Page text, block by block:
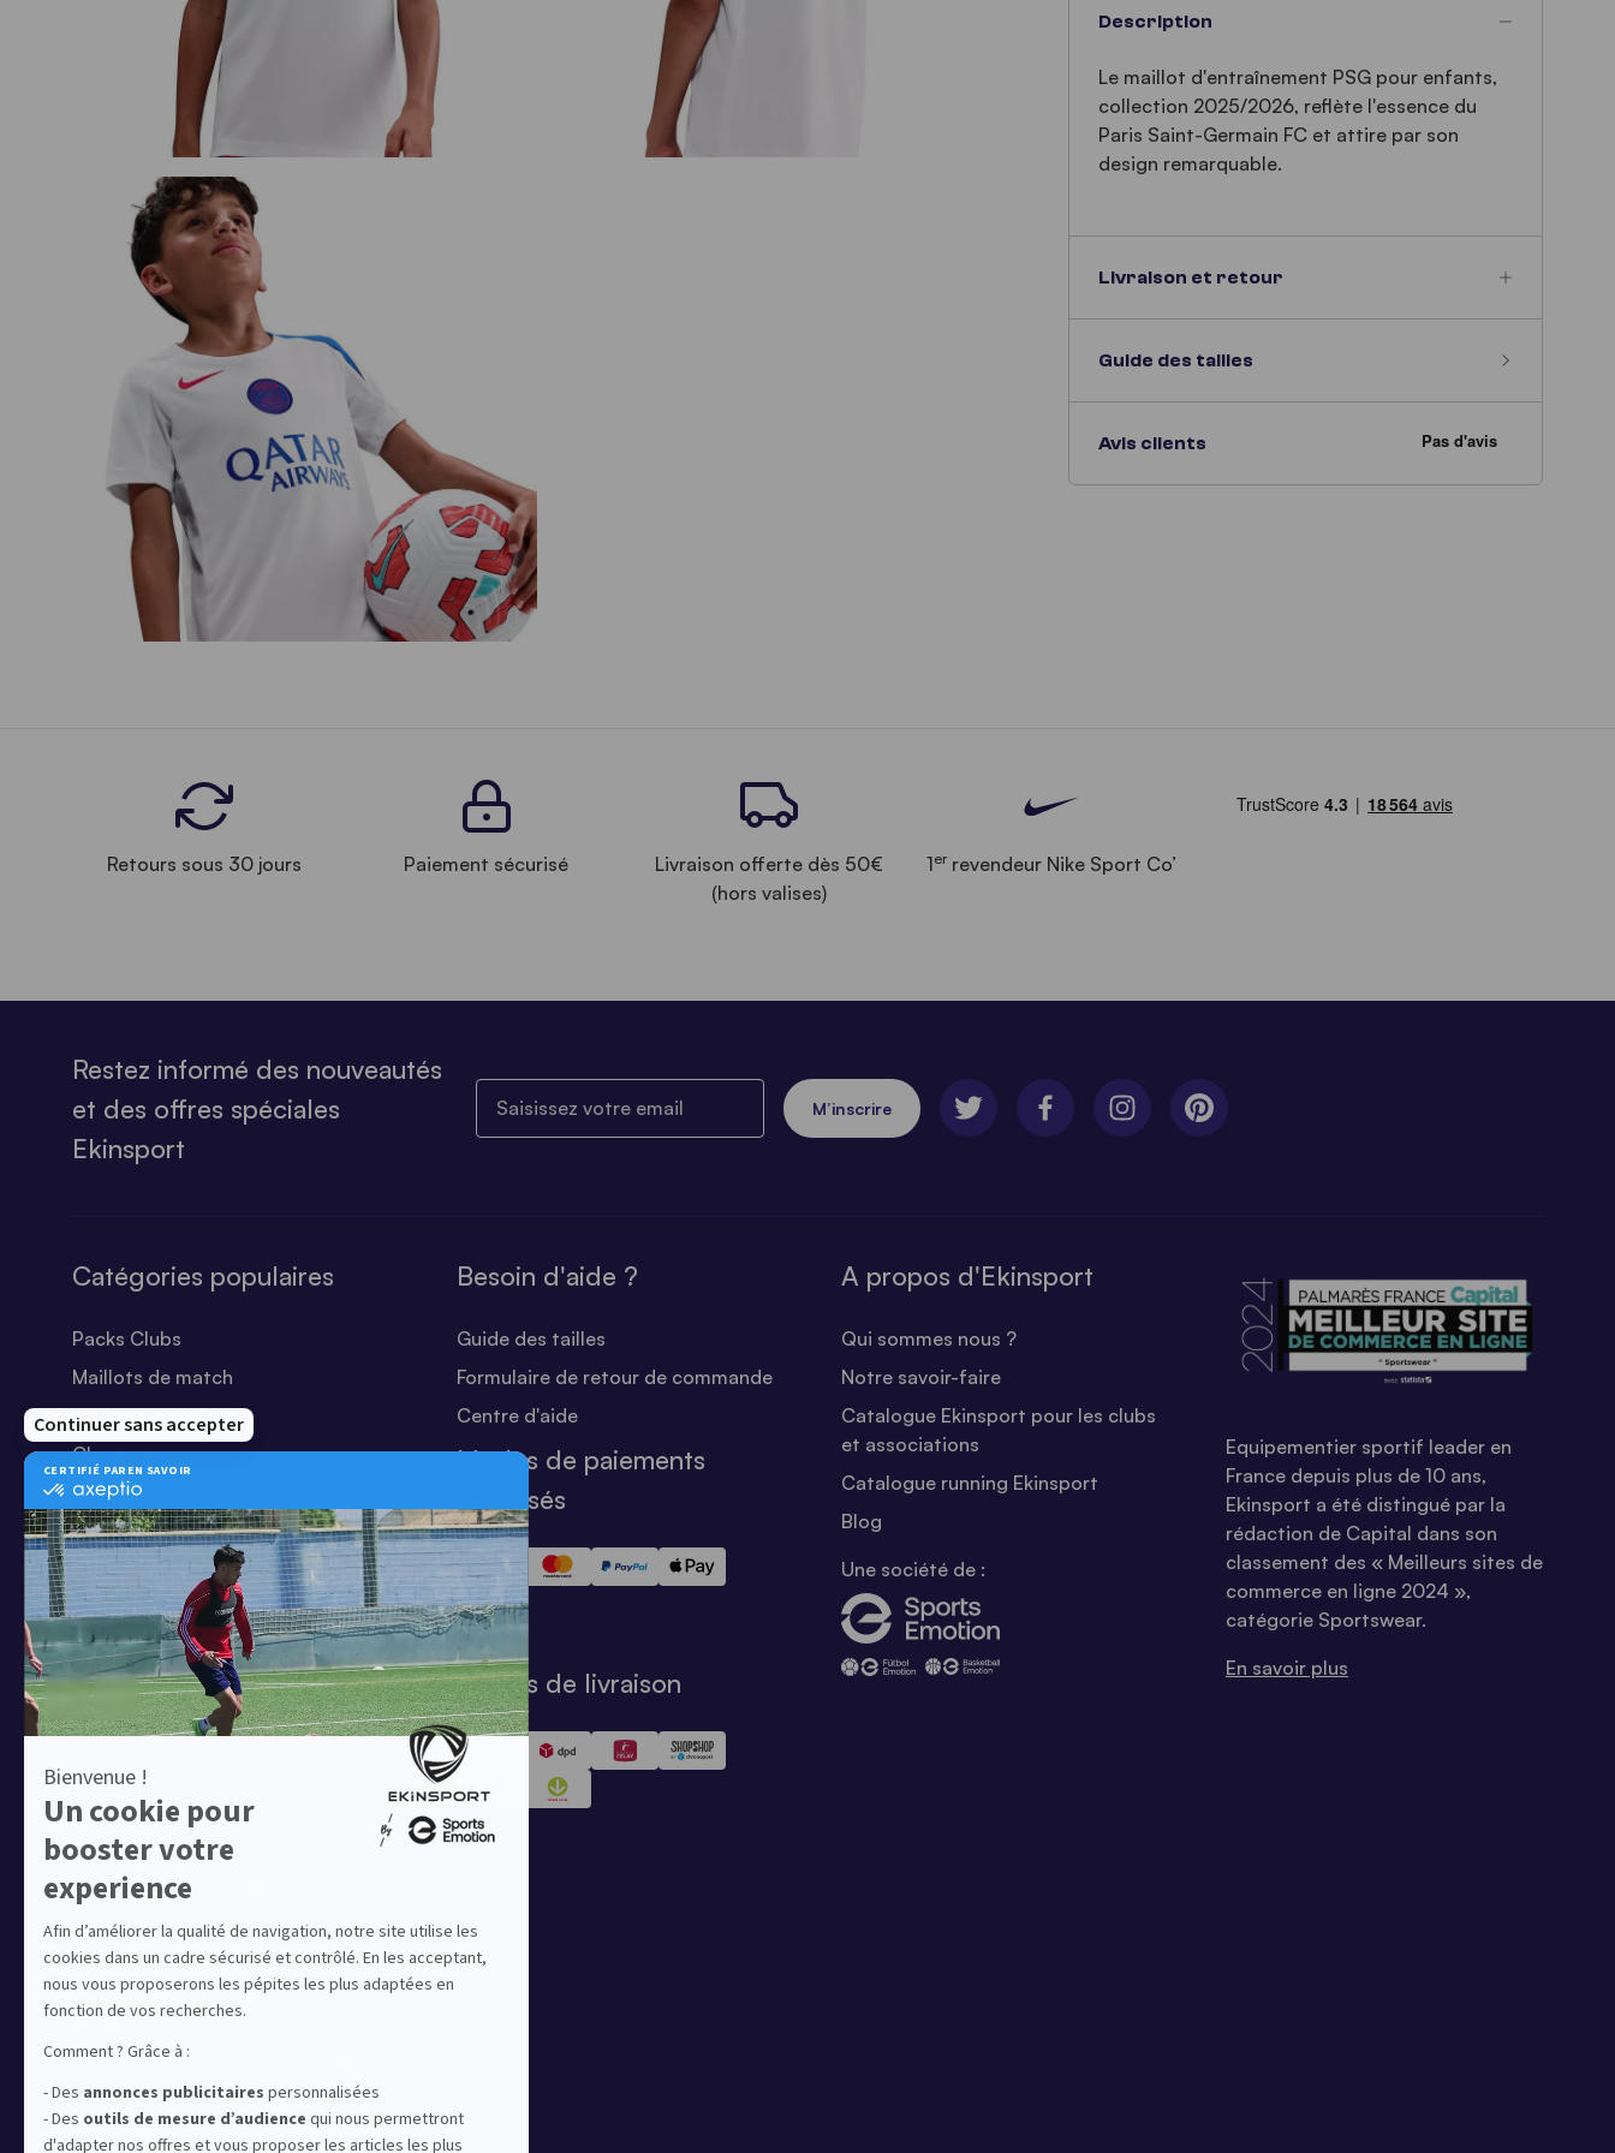
Description
Le maillot d'entraînement PSG pour enfants,
collection 2025/2026, reflète l'essence du
Paris Saint-Germain FC et attire par son
design remarquable.
Livraison et retour
Guide des tailles
Avis clients
Retours sous 30 jours Paiement sécurisé
Livraison offerte dès 50€
(hors valises)
1errevendeur Nike Sport Co’
Restez informé des nouveautés
et des offres spéciales
Ekinsport
Saisissez votre email
M’inscrire
Catégories populaires
Packs Clubs
Maillots de match
Equipements Clubs
Chaussures
Shorts
Football
Chaussettes
T-shirts
Tenues de match
Offres clubs
Ensembles sport & lifestyle à prix
réduit
Collection Nike Park 26
Collection Nike Academy 25
Nike Kitbuilder | Tenues 100%
personnalisées pour les clubs
Notre offre dédiée au sport
amateur
Equipez votre club de football
Equipez votre club de basket
Equipez votre club de running
Besoin d'aide ?
Guide des tailles
Formulaire de retour de commande
Centre d'aide
Modes de paiements
sécurisés
Modes de livraison
A propos d'Ekinsport
Qui sommes nous ?
Notre savoir-faire
Catalogue Ekinsport pour les clubs
et associations
Catalogue running Ekinsport
Blog
Une société de :
Equipementier sportif leader en
France depuis plus de 10 ans,
Ekinsport a été distingué par la
rédaction de Capital dans son
classement des « Meilleurs sites de
commerce en ligne 2024 »,
catégorie Sportswear.
En savoir plus